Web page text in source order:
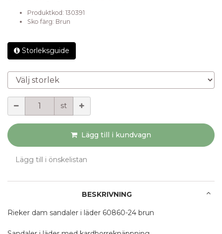
Produktkod: 130391
Sko färg: Brun
Storleksguide
Välj storlek
st
Lägg till i kundvagn
Lägg till i önskelistan
BESKRIVNING
Rieker dam sandaler i läder 60860-24 brun